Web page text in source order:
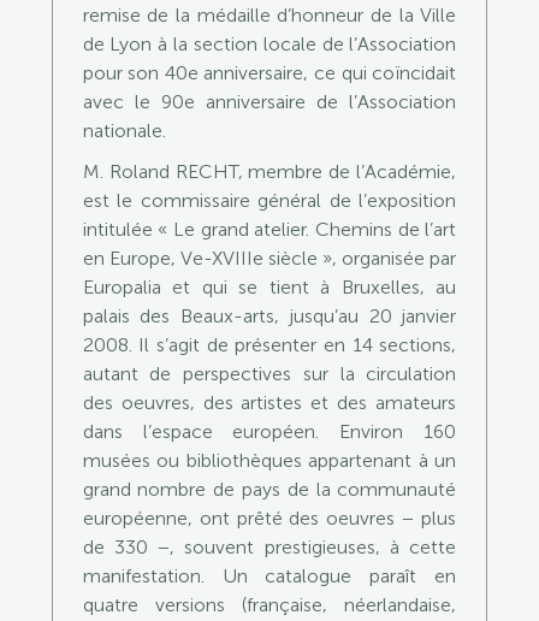
remise de la médaille d’honneur de la Ville
de Lyon à la section locale de l’Association
pour son 40e anniversaire, ce qui coïncidait
avec le 90e anniversaire de l’Association
nationale.
M. Roland RECHT, membre de l’Académie,
est le commissaire général de l’exposition
intitulée « Le grand atelier. Chemins de l’art
en Europe, Ve-XVIIIe siècle », organisée par
Europalia et qui se tient à Bruxelles, au
palais des Beaux-arts, jusqu’au 20 janvier
2008. Il s’agit de présenter en 14 sections,
autant de perspectives sur la circulation
des oeuvres, des artistes et des amateurs
dans l’espace européen. Environ 160
musées ou bibliothèques appartenant à un
grand nombre de pays de la communauté
européenne, ont prêté des oeuvres − plus
de 330 −, souvent prestigieuses, à cette
manifestation. Un catalogue paraît en
quatre versions (française, néerlandaise,